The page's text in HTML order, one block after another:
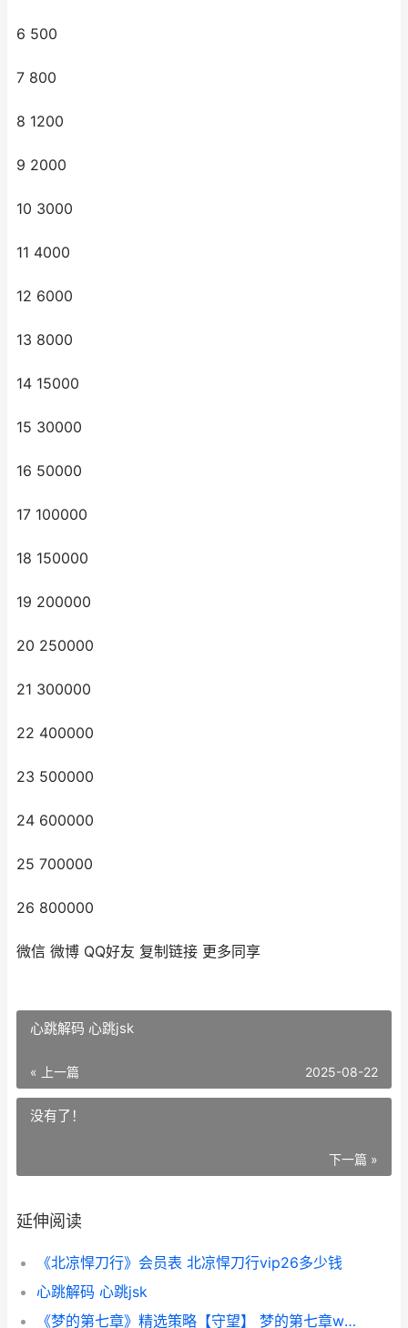
6 500
7 800
8 1200
9 2000
10 3000
11 4000
12 6000
13 8000
14 15000
15 30000
16 50000
17 100000
18 150000
19 200000
20 250000
21 300000
22 400000
23 500000
24 600000
25 700000
26 800000
微信 微博 QQ好友 复制链接 更多同享
心跳解码 心跳jsk
« 上一篇 2025-08-22
没有了！
下一篇 »
延伸阅读
《北凉悍刀行》会员表 北凉悍刀行vip26多少钱
心跳解码 心跳jsk
《梦的第七章》精选策略【守望】 梦的第七章wink官网